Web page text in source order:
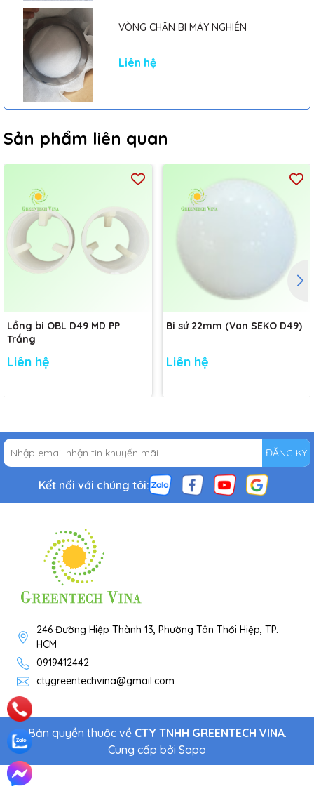
VÒNG CHẶN BI MÁY NGHIỀN
Liên hệ
Sản phẩm liên quan
Lồng bi OBL D49 MD PP
Trắng
Liên hệ
Bi sứ 22mm (Van SEKO D49)
Liên hệ
ĐĂNG KÝ
Kết nối với chúng tôi:
246 Đường Hiệp Thành 13, Phường Tân Thới Hiệp, TP.
HCM
0919412442
ctygreentechvina@gmail.com
Bản quyền thuộc về CTY TNHH GREENTECH VINA.
Cung cấp bởi Sapo